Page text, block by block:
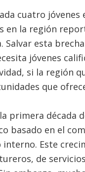
cuatro
en la región
Salvar esta
jóvenes
si la región
que
primera década
basado en el
interno. Este
de